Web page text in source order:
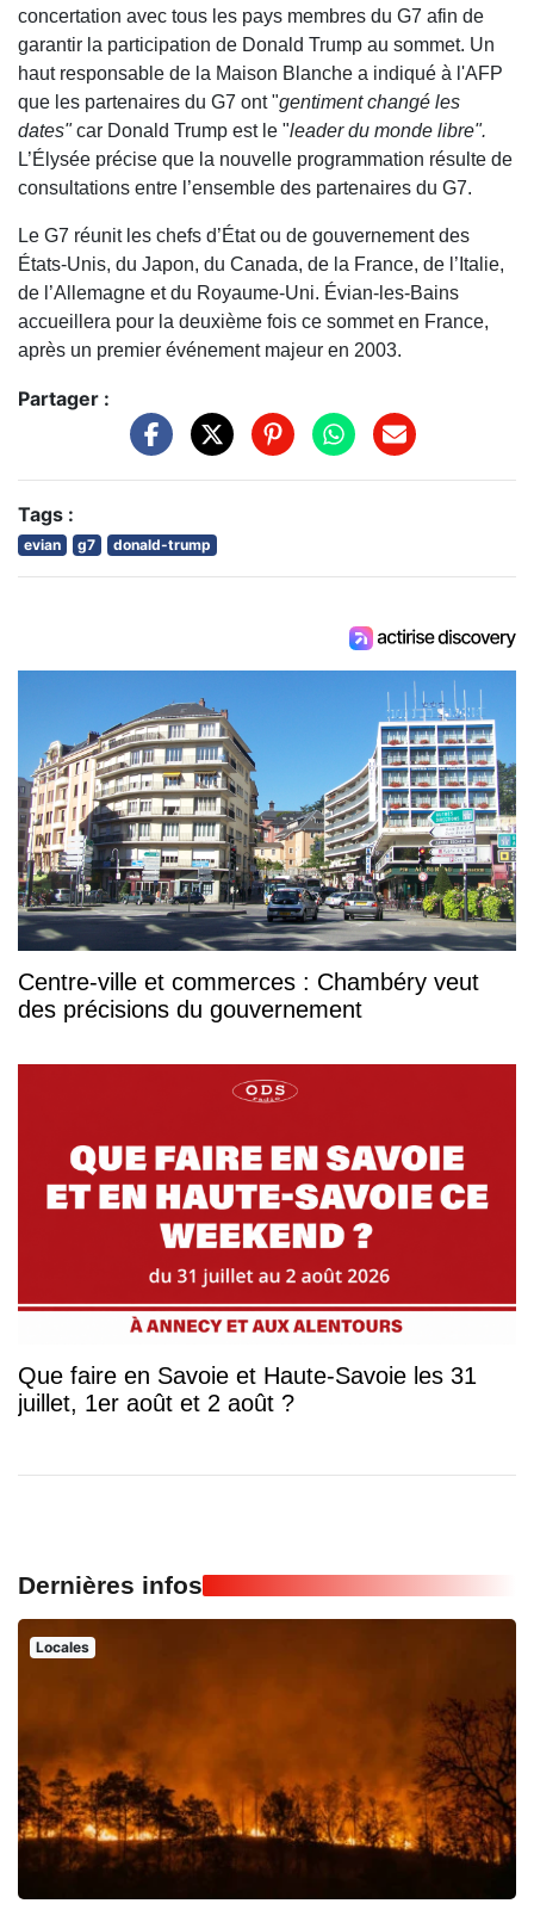
concertation avec tous les pays membres du G7 afin de
garantir la participation de Donald Trump au sommet. Un
haut responsable de la Maison Blanche a indiqué à l'AFP
que les partenaires du G7 ont "gentiment changé les
dates"car Donald Trump est le "leader du monde libre".
L’Élysée précise que la nouvelle programmation résulte de
consultations entre l’ensemble des partenaires du G7.
Le G7 réunit les chefs d’État ou de gouvernement des
États-Unis, du Japon, du Canada, de la France, de l’Italie,
de l’Allemagne et du Royaume-Uni. Évian-les-Bains
accueillera pour la deuxième fois ce sommet en France,
après un premier événement majeur en 2003.
Partager :
Tags :
evian g7 donald-trump
Centre-ville et commerces : Chambéry veut
des précisions du gouvernement
Que faire en Savoie et Haute-Savoie les 31
juillet, 1er août et 2 août ?
Dernières infos
Locales